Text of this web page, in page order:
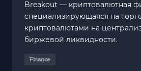
Breakout — криптовалютная
специализирующаяся на
криптовалютами на
биржевой ликвидности.
Finance